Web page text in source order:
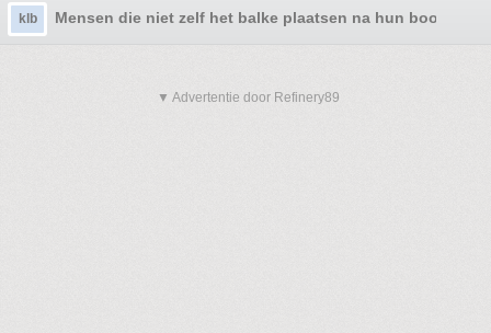
klb Mensen die niet zelf het balke plaatsen na hun
▼ Advertentie door Refinery89